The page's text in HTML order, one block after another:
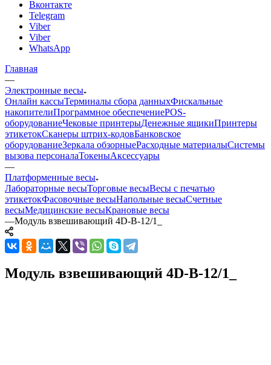
Вконтакте
Telegram
Viber
Viber
WhatsApp
Главная
—
Электронные весы
Онлайн кассыТерминалы сбора данныхФискальные
накопителиПрограммное обеспечениеPOS-
оборудованиеЧековые принтерыДенежные ящикиПринтеры
этикетокСканеры штрих-кодовБанковское
оборудованиеЗеркала обзорныеРасходные материалыСистемы
вызова персоналаТокеныАксессуары
—
Платформенные весы
Лабораторные весыТорговые весыВесы с печатью
этикетокФасовочные весыНапольные весыСчетные
весыМедицинские весыКрановые весы
—Модуль взвешивающий 4D-B-12/1_
Модуль взвешивающий 4D-B-12/1_